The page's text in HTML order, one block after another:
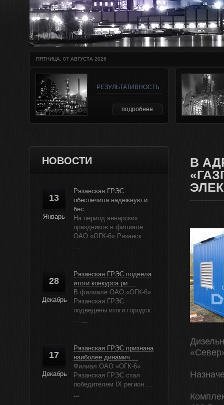
ПЯТНИЦА, 07 АВГУСТА 2026
РЕЗУЛЬТАТИВНОСТЬ
подробнее
НОВОСТИ
13
Январь
Рязанская ГРЭС
обеспечила надежную и
бес ...
На период январских
праздников в филиале
ОАО «ОГК-6» Рязанск ...
...
28
Декабрь
Рязанская ГРЭС подвела
итоги конкурса ри ...
В филиале ОАО «ОГК-6»
Рязанская ГРЭС
подведены итоги городск
... ...
17
Декабрь
Рязанская ГРЭС признана
наиболее динамич ...
Филиал ОАО «ОГК-6»
Рязанская ГРЭС стал
победителем IX регион ...
...
В